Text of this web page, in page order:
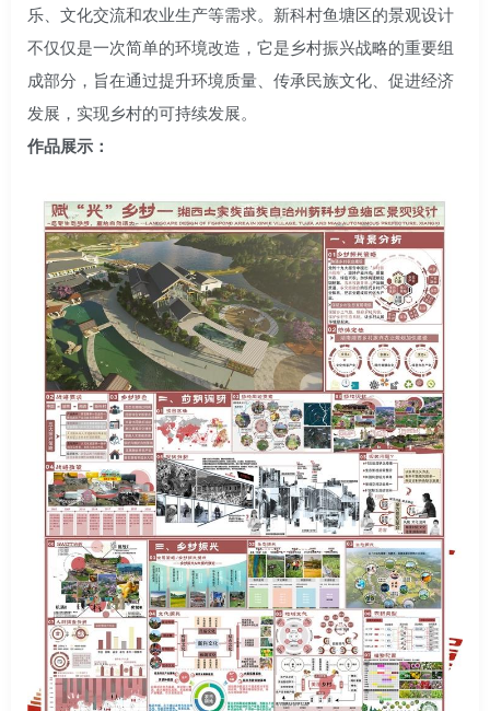
乐、文化交流和农业生产等需求。新科村鱼塘区的景观设计
不仅仅是一次简单的环境改造，它是乡村振兴战略的重要组
成部分，旨在通过提升环境质量、传承民族文化、促进经济
发展，实现乡村的可持续发展。
作品展示：